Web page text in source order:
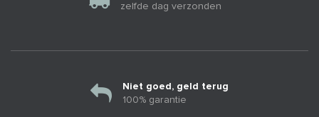
zelfde dag verzonden
Niet goed, geld terug
100% garantie